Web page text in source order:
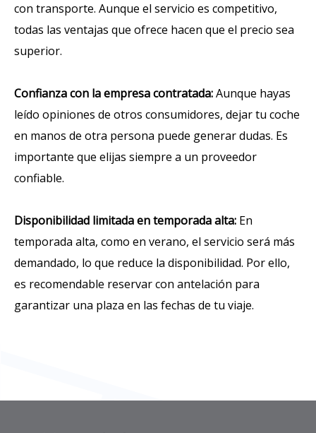
con transporte. Aunque el servicio es competitivo,
todas las ventajas que ofrece hacen que el precio sea
superior.
Confianza con la empresa contratada:Aunque hayas
leído opiniones de otros consumidores, dejar tu coche
en manos de otra persona puede generar dudas. Es
importante que elijas siempre a un proveedor
confiable.
Disponibilidad limitada en temporada alta: En
temporada alta, como en verano, el servicio será más
demandado, lo que reduce la disponibilidad. Por ello,
es recomendable reservar con antelación para
garantizar una plaza en las fechas de tu viaje.